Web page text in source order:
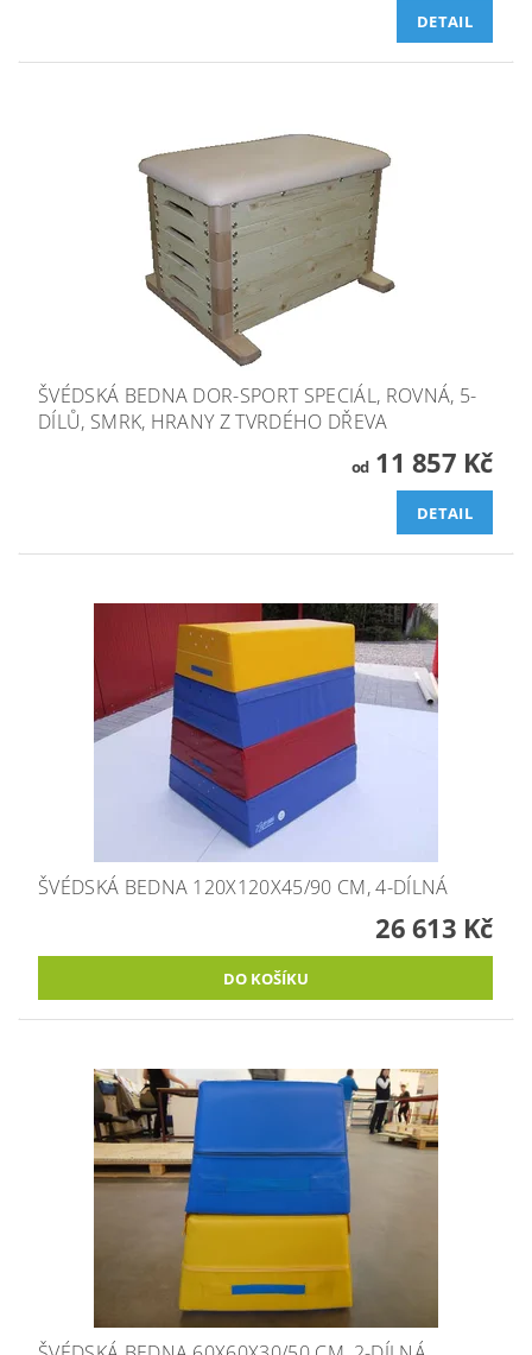
DETAIL
ŠVÉDSKÁ BEDNA DOR-SPORT SPECIÁL, ROVNÁ, 5-
DÍLŮ, SMRK, HRANY Z TVRDÉHO DŘEVA
od11 857 Kč
DETAIL
ŠVÉDSKÁ BEDNA 120X120X45/90 CM, 4-DÍLNÁ
26 613 Kč